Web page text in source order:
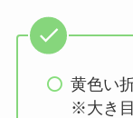
黄色い
※大き